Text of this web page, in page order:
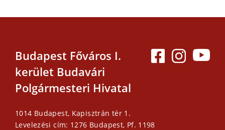
Budapest Főváros I.
kerület Budavári
Polgármesteri Hivatal
1014 Budapest, Kapisztrán tér 1.
Levelezési cím: 1276 Budapest, Pf. 1198